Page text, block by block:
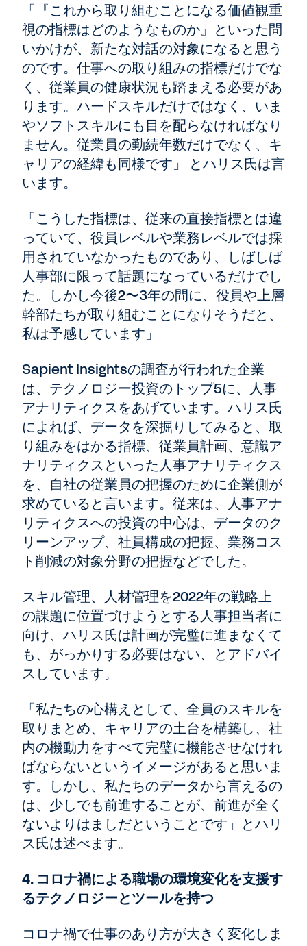
「『これから取り組むことになる価値観重
視の指標はどのようなものか』といった問
いかけが、新たな対話の対象になると思う
のです。仕事への取り組みの指標だけでな
く、従業員の健康状況も踏まえる必要があ
ります。ハードスキルだけではなく、いま
やソフトスキルにも目を配らなければなり
ません。従業員の勤続年数だけでなく、キ
ャリアの経緯も同様です」 とハリス氏は言
います。
「こうした指標は、従来の直接指標とは違
っていて、役員レベルや業務レベルでは採
用されていなかったものであり、しばしば
人事部に限って話題になっているだけでし
た。しかし今後2〜3年の間に、役員や上層
幹部たちが取り組むことになりそうだと、
私は予感しています」
Sapient Insightsの調査が行われた企業
は、テクノロジー投資のトップ5に、人事
アナリティクスをあげています。ハリス氏
によれば、データを深掘りしてみると、取
り組みをはかる指標、従業員計画、意識ア
ナリティクスといった人事アナリティクス
を、自社の従業員の把握のために企業側が
求めていると言います。従来は、人事アナ
リティクスへの投資の中心は、データのク
リーンアップ、社員構成の把握、業務コス
ト削減の対象分野の把握などでした。
スキル管理、人材管理を2022年の戦略上
の課題に位置づけようとする人事担当者に
向け、ハリス氏は計画が完璧に進まなくて
も、がっかりする必要はない、とアドバイ
スしています。
「私たちの心構えとして、全員のスキルを
取りまとめ、キャリアの土台を構築し、社
内の機動力をすべて完璧に機能させなけれ
ばならないというイメージがあると思いま
す。しかし、私たちのデータから言えるの
は、少しでも前進することが、前進が全く
ないよりはましだということです」とハリ
ス氏は述べます。
4. コロナ禍による職場の環境変化を支援す
るテクノロジーとツールを持つ
コロナ禍で仕事のあり方が大きく変化しま